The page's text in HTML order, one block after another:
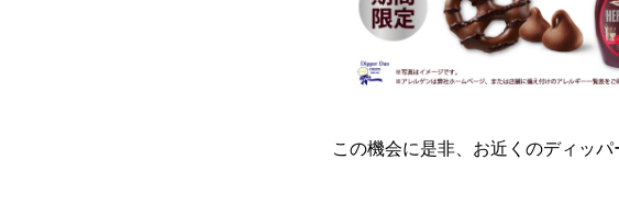
この機会に是非、お近くのディッ